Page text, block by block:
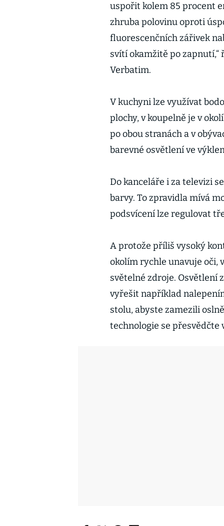
uspořit kolem 85 procent
zhruba polovinu oproti
fluorescenčních zářivek
svítí okamžitě po zapnutí,“
Verbatim.
V kuchyni lze využívat
plochy, v koupelně je v
po obou stranách a v
barevné osvětlení ve
Do kanceláře i za televizi
barvy. To zpravidla mívá
podsvícení lze regulovat
A protože příliš vysoký
okolím rychle unavuje oči,
světelné zdroje. Osvětlení
vyřešit například
stolu, abyste zamezili
technologie se přesvědčte